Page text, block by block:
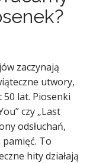
zaczynają
utwory,
50 lat. Piosenki
czy „Last
odsłuchań,
pamięć. To
hity działają